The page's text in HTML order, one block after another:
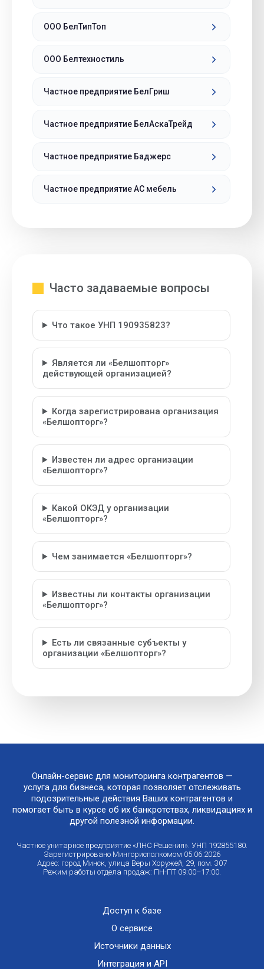
ООО БелТипТоп
ООО Белтехностиль
Частное предприятие БелГриш
Частное предприятие БелАскаТрейд
Частное предприятие Баджерс
Частное предприятие АС мебель
Часто задаваемые вопросы
Что такое УНП 190935823?
Является ли «Белшопторг»
действующей организацией?
Когда зарегистрирована организация
«Белшопторг»?
Известен ли адрес организации
«Белшопторг»?
Какой ОКЭД у организации
«Белшопторг»?
Чем занимается «Белшопторг»?
Известны ли контакты организации
«Белшопторг»?
Есть ли связанные субъекты у
организации «Белшопторг»?
Онлайн-сервис для мониторинга контрагентов —
услуга для бизнеса, которая позволяет отслеживать
подозрительные действия Ваших контрагентов и
помогает быть в курсе об их банкротствах, ликвидациях и
другой полезной информации.
Частное унитарное предприятие «ЛНС Решения». УНП 192855180.
Зарегистрировано Мингорисполкомом 05.06.2026
Адрес: город Минск, улица Веры Хоружей, 29, пом. 307
Режим работы отдела продаж: ПН-ПТ 09:00–17:00.
Доступ к базе
О сервисе
Источники данных
Интеграция и API